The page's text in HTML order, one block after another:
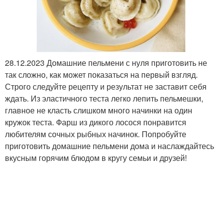
28.12.2023 Домашние пельмени с нуля приготовить не
так сложно, как может показаться на первый взгляд.
Строго следуйте рецепту и результат не заставит себя
ждать. Из эластичного теста легко лепить пельмешки,
главное не класть слишком много начинки на один
кружок теста. Фарш из дикого лосося понравится
любителям сочных рыбных начинок. Попробуйте
приготовить домашние пельмени дома и наслаждайтесь
вкусным горячим блюдом в кругу семьи и друзей!